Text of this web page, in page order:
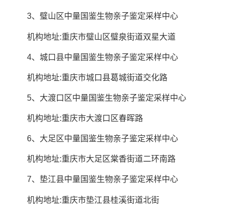
3、璧山区中量国鉴生物亲子鉴定采样中心
机构地址:重庆市璧山区璧泉街道双星大道
4、城口县中量国鉴生物亲子鉴定采样中心
机构地址:重庆市城口县葛城街道交化路
5、大渡口区中量国鉴生物亲子鉴定采样中心
机构地址:重庆市大渡口区春晖路
6、大足区中量国鉴生物亲子鉴定采样中心
机构地址:重庆市大足区棠香街道二环南路
7、垫江县中量国鉴生物亲子鉴定采样中心
机构地址:重庆市垫江县桂溪街道北街